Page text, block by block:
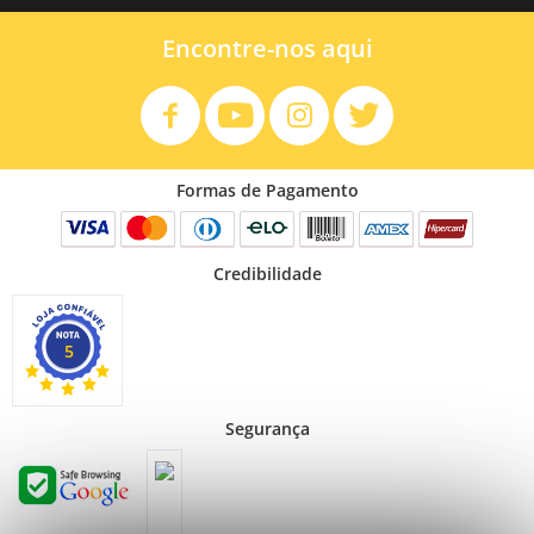
Encontre-nos aqui
Formas de Pagamento
Credibilidade
5
Segurança